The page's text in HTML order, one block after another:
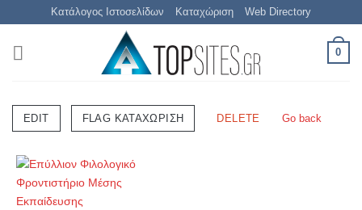
Μετάβαση
περιεχόμενο
Κατάλογος Ιστοσελίδων Καταχώριση Web Directory
0
EDIT FLAG ΚΑΤΑΧΏΡΙΣΗ DELETE Go back